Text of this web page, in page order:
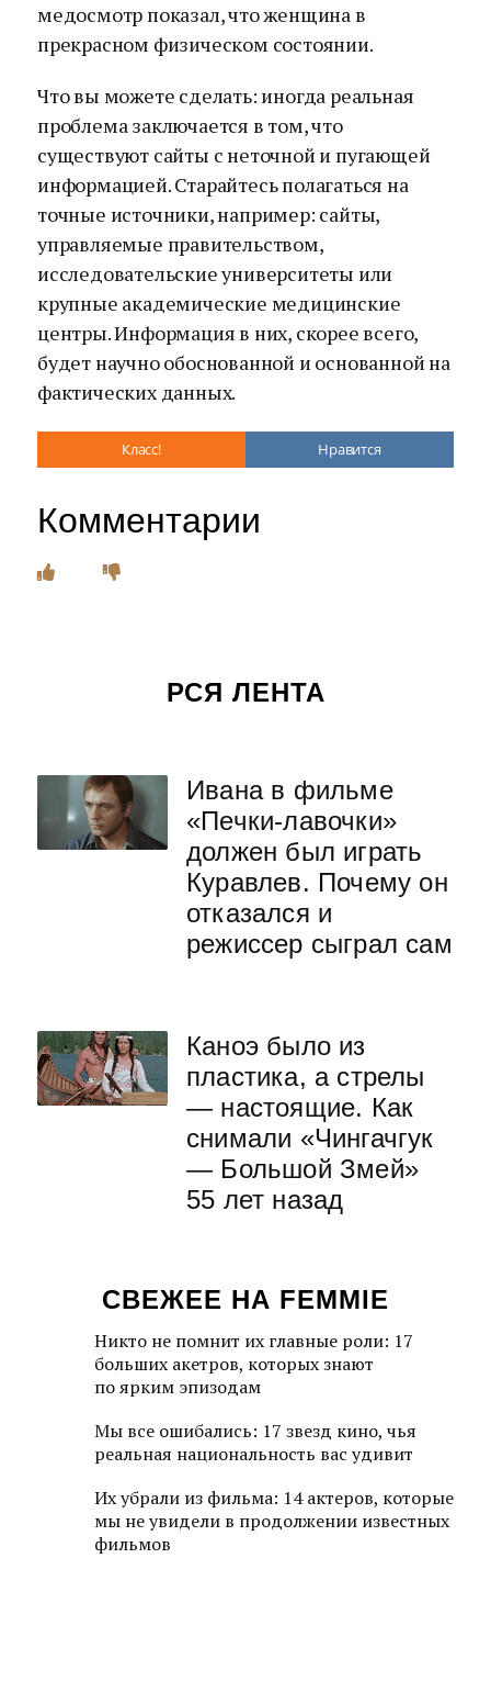
медосмотр показал, что женщина в
прекрасном физическом состоянии.
Что вы можете сделать: иногда реальная
проблема заключается в том, что
существуют сайты с неточной и пугающей
информацией. Старайтесь полагаться на
точные источники, например: сайты,
управляемые правительством,
исследовательские университеты или
крупные академические медицинские
центры. Информация в них, скорее всего,
будет научно обоснованной и основанной на
фактических данных.
Класс! Нравится
Комментарии
РСЯ ЛЕНТА
Ивана в фильме
«Печки-лавочки»
должен был играть
Куравлев. Почему он
отказался и
режиссер сыграл сам
Каноэ было из
пластика, а стрелы
— настоящие. Как
снимали «Чингачгук
— Большой Змей»
55 лет назад
СВЕЖЕЕ НА FEMMIE
Никто не помнит их главные роли: 17
больших акетров, которых знают
по ярким эпизодам
Мы все ошибались: 17 звезд кино, чья
реальная национальность вас удивит
Их убрали из фильма: 14 актеров, которые
мы не увидели в продолжении известных
фильмов